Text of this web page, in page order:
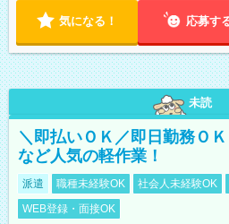
気になる！ 応募す
未読
＼即払いＯＫ／即日勤務Ｏ
など人気の軽作業！
派遣 職種未経験OK 社会人未経験OK
WEB登録・面接OK